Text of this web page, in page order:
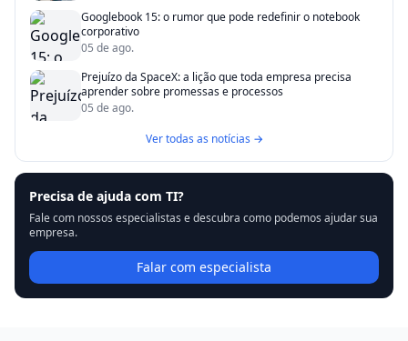
Googlebook 15: o rumor que pode redefinir o notebook
corporativo
05 de ago.
Prejuízo da SpaceX: a lição que toda empresa precisa
aprender sobre promessas e processos
05 de ago.
Ver todas as notícias →
Precisa de ajuda com TI?
Fale com nossos especialistas e descubra como podemos ajudar sua
empresa.
Falar com especialista